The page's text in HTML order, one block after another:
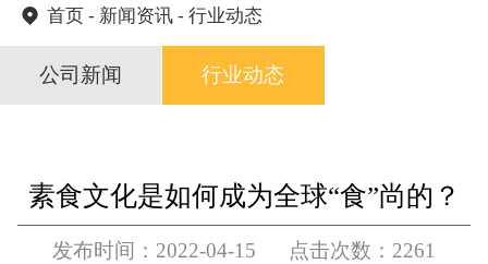
人力资源
联系我们
首页 - 新闻资讯- 行业动态
公司新闻 行业动态
素食文化是如何成为全球“食”尚的？
发布时间：2022-04-15 点击次数：2261